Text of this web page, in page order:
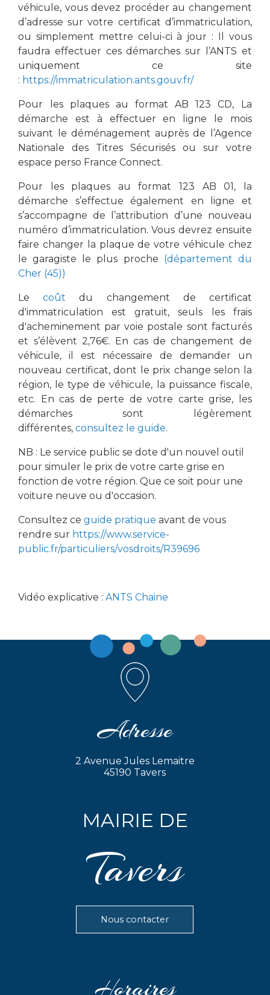
véhicule, vous devez procéder au changement
d’adresse sur votre certificat d’immatriculation,
ou simplement mettre celui-ci à jour : Il vous
faudra effectuer ces démarches sur l’ANTS et
uniquement ce site
: https://immatriculation.ants.gouv.fr/
Pour les plaques au format AB 123 CD, La
démarche est à effectuer en ligne le mois
suivant le déménagement auprès de l’Agence
Nationale des Titres Sécurisés ou sur votre
espace perso France Connect.
Pour les plaques au format 123 AB 01, la
démarche s’effectue également en ligne et
s’accompagne de l’attribution d’une nouveau
numéro d’immatriculation. Vous devrez ensuite
faire changer la plaque de votre véhicule chez
le garagiste le plus proche (département du
Cher (45))
Lecoût du changement de certificat
d'immatriculation est gratuit, seuls les frais
d'acheminement par voie postale sont facturés
et s’élèvent 2,76€. En cas de changement de
véhicule, il est nécessaire de demander un
nouveau certificat, dont le prix change selon la
région, le type de véhicule, la puissance fiscale,
etc. En cas de perte de votre carte grise, les
démarches sont légèrement
différentes,consultez le guide.
NB : Le service public se dote d'un nouvel outil
pour simuler le prix de votre carte grise en
fonction de votre région. Que ce soit pour une
voiture neuve ou d'occasion.
Consultez ceguide pratique avant de vous
rendre sur https://www.service-
public.fr/particuliers/vosdroits/R39696
Vidéo explicative :ANTS Chaine
Adresse
2 Avenue Jules Lemaitre
45190 Tavers
MAIRIE DE
Tavers
Nous contacter
Horaires